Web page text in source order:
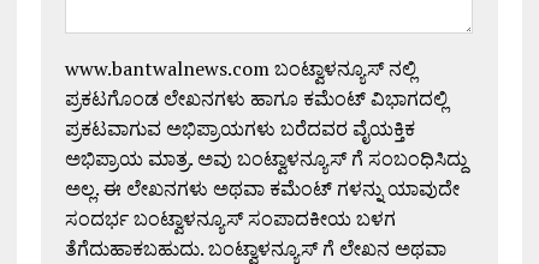
www.bantwalnews.com ಬಂಟ್ವಾಳನ್ಯೂಸ್ ನಲ್ಲಿ
ಪ್ರಕಟಗೊಂಡ ಲೇಖನಗಳು ಹಾಗೂ ಕಮೆಂಟ್ ವಿಭಾಗದಲ್ಲಿ
ಪ್ರಕಟವಾಗುವ ಅಭಿಪ್ರಾಯಗಳು ಬರೆದವರ ವೈಯಕ್ತಿಕ
ಅಭಿಪ್ರಾಯ ಮಾತ್ರ. ಅವು ಬಂಟ್ವಾಳನ್ಯೂಸ್ ಗೆ ಸಂಬಂಧಿಸಿದ್ದು
ಅಲ್ಲ. ಈ ಲೇಖನಗಳು ಅಥವಾ ಕಮೆಂಟ್ ಗಳನ್ನು ಯಾವುದೇ
ಸಂದರ್ಭ ಬಂಟ್ವಾಳನ್ಯೂಸ್ ಸಂಪಾದಕೀಯ ಬಳಗ
ತೆಗೆದುಹಾಕಬಹುದು. ಬಂಟ್ವಾಳನ್ಯೂಸ್ ಗೆ ಲೇಖನ ಅಥವಾ